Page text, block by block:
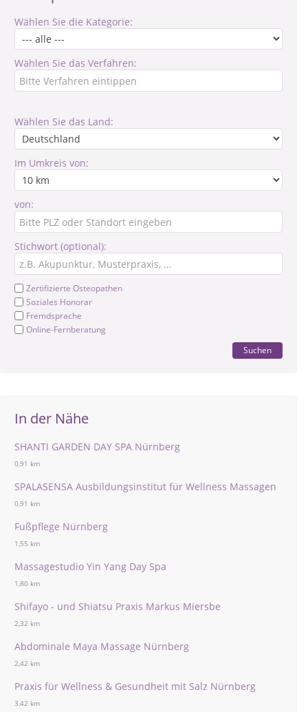
Wählen Sie die Kategorie:
Wählen Sie das Verfahren:
Wählen Sie das Land:
Im Umkreis von:
von:
Stichwort (optional):
Zertifizierte Osteopathen
Soziales Honorar
Fremdsprache
Online-Fernberatung
Suchen
In der Nähe
SHANTI GARDEN DAY SPA Nürnberg
0,91 km
SPALASENSA Ausbildungsinstitut für Wellness Massagen
0,91 km
Fußpflege Nürnberg
1,55 km
Massagestudio Yin Yang Day Spa
1,80 km
Shifayo - und Shiatsu Praxis Markus Miersbe
2,32 km
Abdominale Maya Massage Nürnberg
2,42 km
Praxis für Wellness & Gesundheit mit Salz Nürnberg
3,42 km